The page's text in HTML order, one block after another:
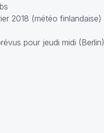
2018 (météo finlandaise)
pour jeudi midi (Berlin)